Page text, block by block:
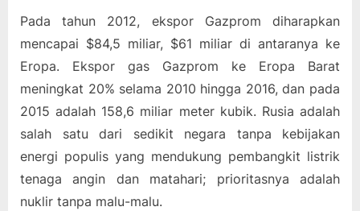
Pada tahun 2012, ekspor Gazprom diharapkan
mencapai $84,5 miliar, $61 miliar di antaranya ke
Eropa. Ekspor gas Gazprom ke Eropa Barat
meningkat 20% selama 2010 hingga 2016, dan pada
2015 adalah 158,6 miliar meter kubik. Rusia adalah
salah satu dari sedikit negara tanpa kebijakan
energi populis yang mendukung pembangkit listrik
tenaga angin dan matahari; prioritasnya adalah
nuklir tanpa malu-malu.